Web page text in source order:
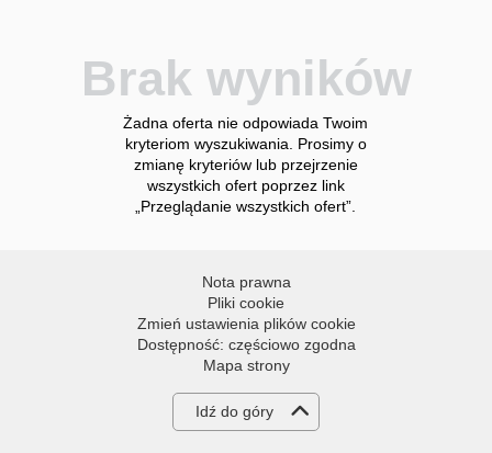
Brak wyników
Żadna oferta nie odpowiada Twoim
kryteriom wyszukiwania. Prosimy o
zmianę kryteriów lub przejrzenie
wszystkich ofert poprzez link
„Przeglądanie wszystkich ofert”.
Nota prawna
Pliki cookie
Zmień ustawienia plików cookie
Dostępność: częściowo zgodna
Mapa strony
Idź do góry